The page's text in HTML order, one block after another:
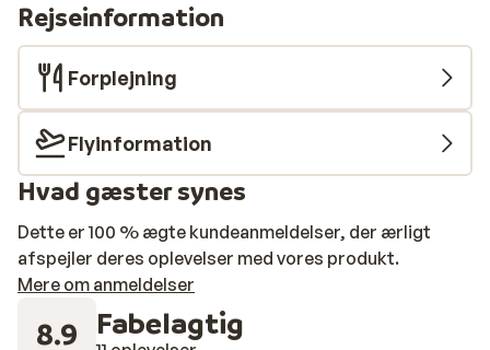
for at udforske alt, hvad Rhodos har at byde på. Rundt
om den indbydende L-formede pool finder du
komfortable solsenge og parasoller, hvor du kan
slappe af og nyde den varme, græske sol. I poolbaren
finder du forfriskende drinks og lette måltider.
Foretrækker du en dag ved stranden, ligger havet blot
500 meter væk.
Rejseinformation
Forplejning
Flyinformation
Hvad gæster synes
Dette er 100 % ægte kundeanmeldelser, der ærligt
afspejler deres oplevelser med vores produkt.
Mere om anmeldelser
8.9 Fabelagtig